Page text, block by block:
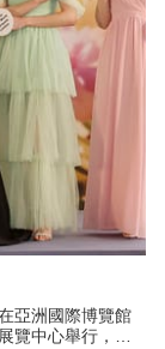
亞洲國際博覽館
覽中心舉行，為